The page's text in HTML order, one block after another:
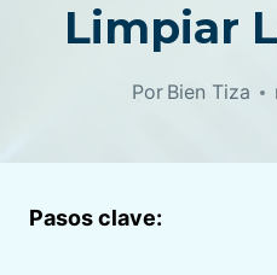
Limpiar
Por Bien Tiza
Pasos clave: